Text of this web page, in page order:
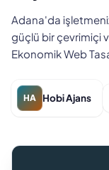
Adana'da
güçlü bir çevrimiçi
Ekonomik Web
HA Hobi Ajans